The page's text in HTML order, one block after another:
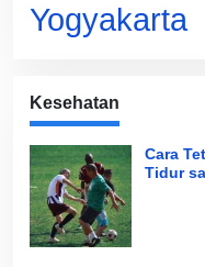
Yogyakarta
Kesehatan
Cara
Tidur